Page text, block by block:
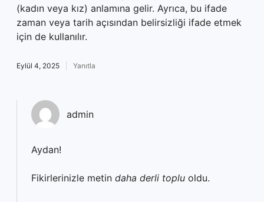
(kadın veya kız) anlamına gelir. Ayrıca, bu ifade
zaman veya tarih açısından belirsizliği ifade etmek
için de kullanılır.
Eylül 4, 2025 Yanıtla
admin
Aydan!
Fikirlerinizle metin daha derli toplu oldu.